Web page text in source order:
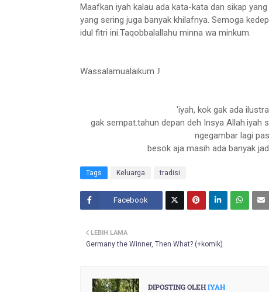
Maafkan iyah kalau ada kata-kata dan sikap
yang sering juga banyak khilafnya. Semoga
idul fitri ini.Taqobbalallahu minna wa minkum.
Wassalamualaikum J
'iyah, kok gak ada
gak sempat.tahun depan deh Insya Allah.iyah
ngegambar lagi
besok aja masih ada banyak
Tags Keluarga tradisi
Facebook
LEBIH LAMA
Germany the Winner, Then What? (+komik)
DIPOSTING OLEHIYAH